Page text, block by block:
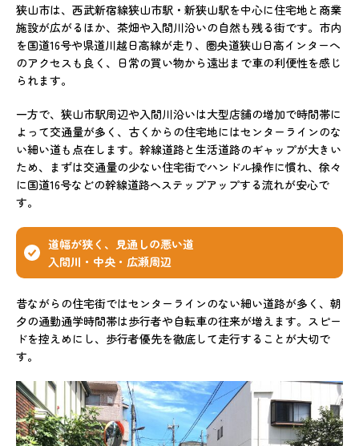
狭山市は、西武新宿線狭山市駅・新狭山駅を中心に住宅地と商業
施設が広がるほか、茶畑や入間川沿いの自然も残る街です。市内
を国道16号や県道川越日高線が走り、圏央道狭山日高インターへ
のアクセスも良く、日常の買い物から遠出まで車の利便性を感じ
られます。
一方で、狭山市駅周辺や入間川沿いは大型店舗の増加で時間帯に
よって交通量が多く、古くからの住宅地にはセンターラインのな
い細い道も点在します。幹線道路と生活道路のギャップが大きい
ため、まずは交通量の少ない住宅街でハンドル操作に慣れ、徐々
に国道16号などの幹線道路へステップアップする流れが安心で
す。
道幅が狭く、見通しの悪い道
入間川・中央・広瀬周辺
昔ながらの住宅街ではセンターラインのない細い道路が多く、朝
夕の通勤通学時間帯は歩行者や自転車の往来が増えます。スピー
ドを控えめにし、歩行者優先を徹底して走行することが大切で
す。